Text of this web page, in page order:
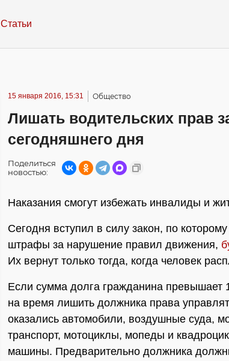
Статьи
15 января 2016, 15:31 Общество
Лишать водительских прав
сегодняшнего дня
Поделиться
новостью:
Наказания смогут избежать инвалиды и
Сегодня вступил в силу закон, по
штрафы за нарушение правил движения,
Их вернут только тогда, когда человек
Если сумма долга гражданина превышает
на время лишить должника права
оказались автомобили, воздушные суда,
транспорт, мотоциклы, мопеды и
машины. Предварительно должника